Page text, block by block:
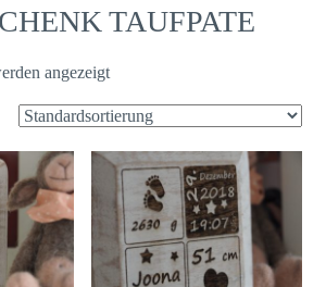
TAUFPATE
angezeigt